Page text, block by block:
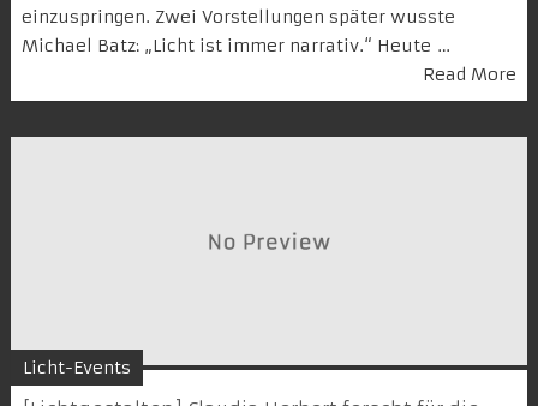
einzuspringen. Zwei Vorstellungen später wusste
Michael Batz: „Licht ist immer narrativ.“ Heute …
Read More
Licht-Events